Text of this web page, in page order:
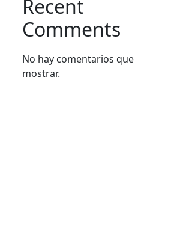
Recent
Comments
No hay comentarios que
mostrar.